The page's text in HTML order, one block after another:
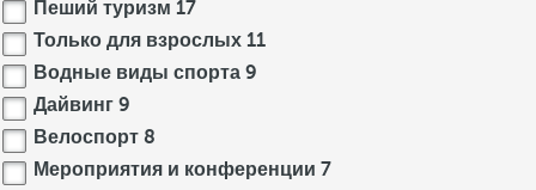
Пеший туризм 17
Только для взрослых 11
Водные виды спорта 9
Дайвинг 9
Велоспорт 8
Мероприятия и конференции 7